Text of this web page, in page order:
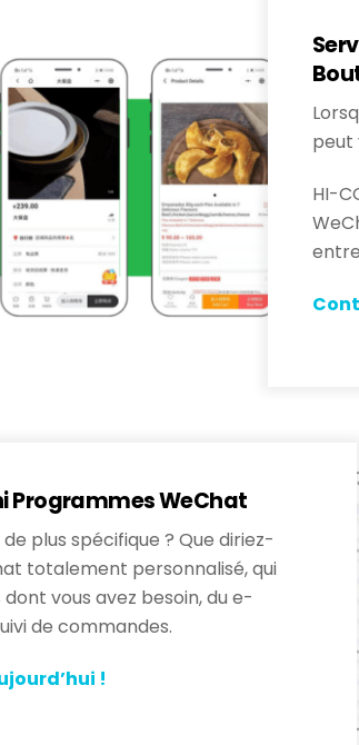
peut
HI-
Programmes WeChat
plus spécifique ? Que diriez-
totalement personnalisé, qui
vous avez besoin, du e-
de commandes.
!